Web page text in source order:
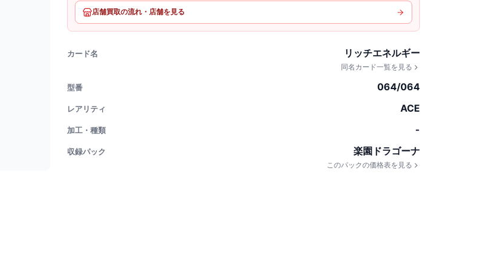
店舗買取の流れ・店舗を見る
カード名 リッチエネルギー
同名カード一覧を見る
型番 064/064
レアリティ ACE
加工・種類 -
収録パック 楽園ドラゴーナ
このパックの価格表を見る